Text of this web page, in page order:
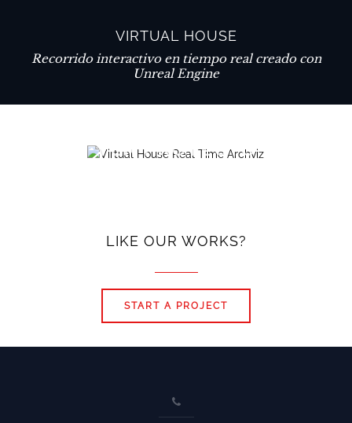
VIRTUAL HOUSE
Recorrido interactivo en tiempo real creado con
Unreal Engine
VER PROYECTO
LIKE OUR WORKS?
START A PROJECT